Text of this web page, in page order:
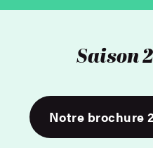
Saison
Notre brochure